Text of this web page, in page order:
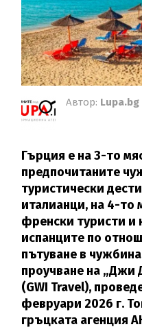
Автор: Lupa.bg
Гърция е на 3-то
предпочитаните
туристически
италианци, на 4-то
френски туристи и
испанците по
пътуване в
проучване на
(GWI Travel),
февруари 2026 г.
гръцката агенция